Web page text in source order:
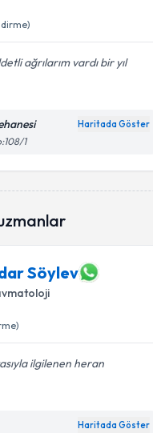
ağrılarım vardı bir yıl
Haritada Göster
1
Söylev
ilgilenen heran
Haritada Göster